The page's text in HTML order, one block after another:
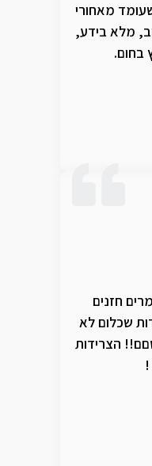
מאחורי
מלא בידע,
בחום.
חזנים
צרידות שכלום לא
הצרידות